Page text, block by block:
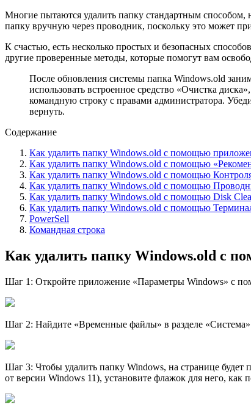
Многие пытаются удалить папку стандартным способом,
папку вручную через проводник, поскольку это может
К счастью, есть несколько простых и безопасных
другие проверенные методы, которые помогут вам
После обновления системы папка Windows.old
использовать встроенное средство «Очистка
командную строку с правами администратора.
вернуть.
Содержание
Как удалить папку Windows.old с помощью
Как удалить папку Windows.old с помощью
Как удалить папку Windows.old с помощью
Как удалить папку Windows.old с помощью
Как удалить папку Windows.old с помощью Disk
Как удалить папку Windows.old с помощью
PowerSell
Командная строка
Как удалить папку Windows.old с
Шаг 1: Откройте приложение «Параметры Windows» с
Шаг 2: Найдите «Временные файлы» в разделе
Шаг 3: Чтобы удалить папку Windows, на странице
от версии Windows 11), установите флажок для него,